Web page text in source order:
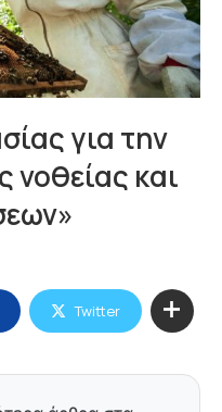
για την
νοθείας και
Twitter